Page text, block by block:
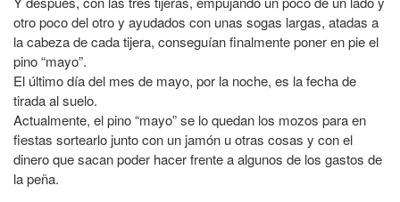
otro poco del otro y ayudados con unas sogas largas, atadas a
la cabeza de cada tijera, conseguían finalmente poner en pie el
pino “mayo”.
El último día del mes de mayo, por la noche, es la fecha de
tirada al suelo.
Actualmente, el pino “mayo” se lo quedan los mozos para en
fiestas sortearlo junto con un jamón u otras cosas y con el
dinero que sacan poder hacer frente a algunos de los gastos de
la peña.